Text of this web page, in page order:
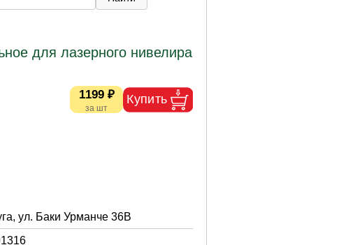
для лазерного нивелира
1199 ₽
ул. Баки Урманче 36В